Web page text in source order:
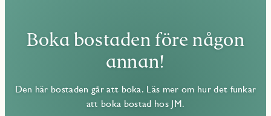
Boka bostaden före någon
annan!
Den här bostaden går att boka. Läs mer om hur det funkar
att boka bostad hos JM.